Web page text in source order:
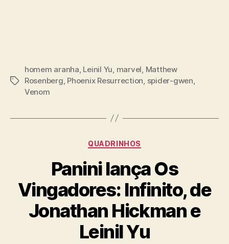
Tags
homem aranha, Leinil Yu, marvel, Matthew
Rosenberg, Phoenix Resurrection, spider-gwen,
Venom
Categorias
QUADRINHOS
Panini lança Os
Vingadores: Infinito, de
Jonathan Hickman e
Leinil Yu